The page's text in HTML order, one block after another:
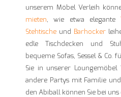
unserem Möbel Verleih
mieten, wie etwa elegante
Stehtische und Barhocker
edle Tischdecken und
bequeme Sofas, Sessel & Co.
Sie in unserer
andere Partys mit Familie
den Abiball können Sie bei